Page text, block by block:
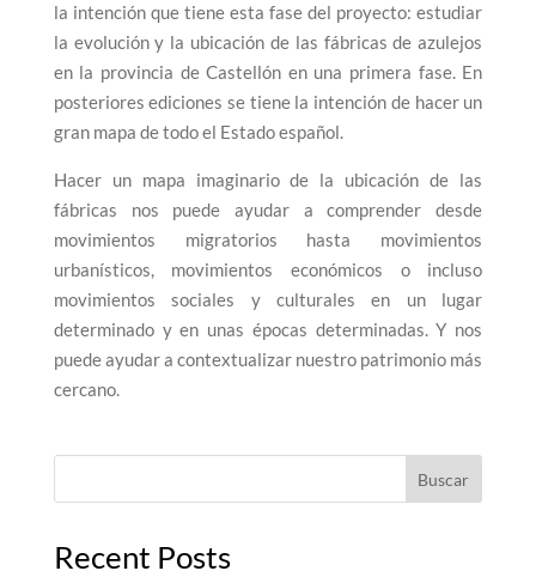
la intención que tiene esta fase del proyecto: estudiar
la evolución y la ubicación de las fábricas de azulejos
en la provincia de Castellón en una primera fase. En
posteriores ediciones se tiene la intención de hacer un
gran mapa de todo el Estado español.
Hacer un mapa imaginario de la ubicación de las
fábricas nos puede ayudar a comprender desde
movimientos migratorios hasta movimientos
urbanísticos, movimientos económicos o incluso
movimientos sociales y culturales en un lugar
determinado y en unas épocas determinadas. Y nos
puede ayudar a contextualizar nuestro patrimonio más
cercano.
Buscar
Recent Posts